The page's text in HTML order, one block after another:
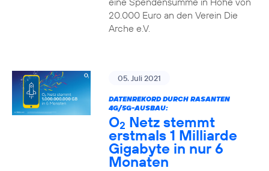
20.000 Euro an den Verein Die
Arche e.V.
05. Juli 2021
DATENREKORD DURCH RASANTEN
4G/5G-AUSBAU:
O2 Netz stemmt
erstmals 1 Milliarde
Gigabyte in nur 6
Monaten